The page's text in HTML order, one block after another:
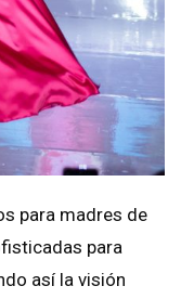
para madres de
para
así la visión